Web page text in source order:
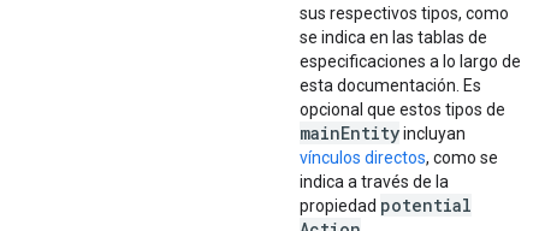
sus respectivos tipos, como
se indica en las tablas de
especificaciones a lo largo de
esta documentación. Es
opcional que estos tipos de
mainEntityincluyan
vínculos directos, como se
indica a través de la
propiedad potential